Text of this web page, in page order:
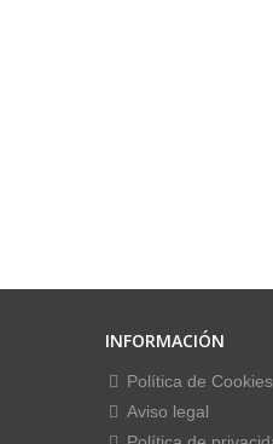
INFORMACIÓN
Política de Cookies
Aviso legal